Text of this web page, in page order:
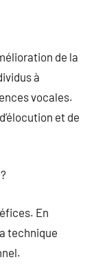
de la
à
vocales.
et de
En
technique